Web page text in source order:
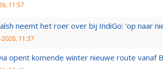
11:57
neemt het roer over bij IndiGo: 'op naar
11:37
opent komende winter nieuwe route vanaf